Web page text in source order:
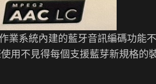
業系統內建的藍牙音訊編碼功能
用不見得每個支援藍芽新規格的